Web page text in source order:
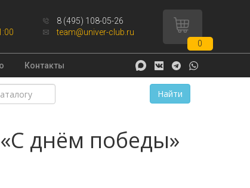
8 (495) 108-05-26
team@univer-club.ru
0
Контакты
Найти
днём победы»